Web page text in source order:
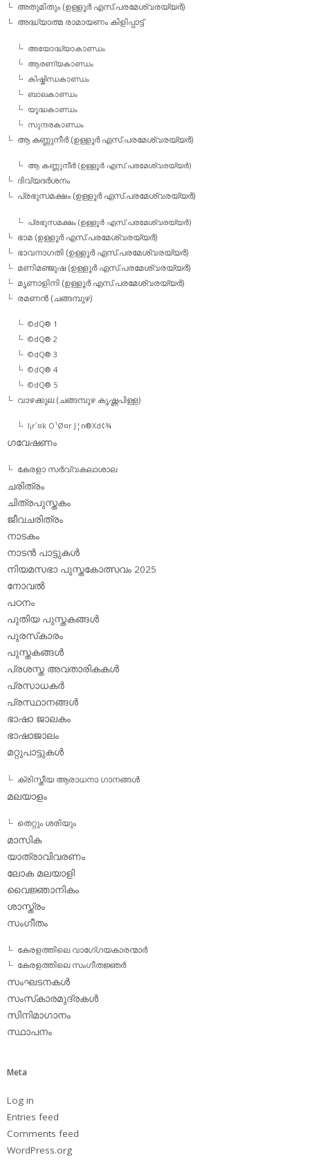
അതുമിതും (ഉള്ളൂര്‍ എസ്.പരമേശ്വരയ്യര്‍)
അദ്ധ്യാത്മ രാമായണം കിളിപ്പാട്ട്‌
അയോദ്ധ്യാകാണ്ഡം
ആരണ്യകാണ്ഡം
കിഷ്കിന്ധകാണ്ഡം
ബാലകാണ്ഡം
യൂദ്ധകാണ്ഡം
സുന്ദരകാണ്ഡം
ആ കണ്ണുനീര്‍ (ഉള്ളൂര്‍ എസ്.പരമേശ്വരയ്യര്‍)
ആ കണ്ണുനീര്‍ (ഉള്ളൂര്‍ എസ്.പരമേശ്വരയ്യര്‍)
ദിവ്യദര്‍ശനം
പ്രഭുസമക്ഷം (ഉള്ളൂര്‍ എസ്.പരമേശ്വരയ്യര്‍)
പ്രഭുസമക്ഷം (ഉള്ളൂര്‍ എസ്.പരമേശ്വരയ്യര്‍)
ഭാമ (ഉള്ളൂര്‍ എസ്.പരമേശ്വരയ്യര്‍)
ഭാവനാഗതി (ഉള്ളൂര്‍ എസ്.പരമേശ്വരയ്യര്‍)
മണിമഞ്ജുഷ (ഉള്ളൂര്‍ എസ്.പരമേശ്വരയ്യര്‍)
മൃണാളിനി (ഉള്ളൂര്‍ എസ്.പരമേശ്വരയ്യര്‍)
രമണന്‍ (ചങ്ങമ്പുഴ)
©dQ® 1
©dQ® 2
©dQ® 3
©dQ® 4
©dQ® 5
വാഴക്കുല (ചങ്ങമ്പുഴ കൃഷ്ണപിള്ള)
l¡r´¤k O¹Ø¤r J¦n®Xd¢¾
ഗവേഷണം
കേരളാ സര്‍വ്വകലാശാല
ചരിത്രം
ചിത്രപുസ്തകം
ജീവചരിത്രം
നാടകം
നാടന്‍ പാട്ടുകള്‍
നിയമസഭാ പുസ്തകോത്സവം 2025
നോവല്‍
പഠനം
പുതിയ പുസ്തകങ്ങള്‍
പുരസ്‌കാരം
പുസ്തകങ്ങള്‍
പ്രശസ്ത അവതാരികകള്‍
പ്രസാധകര്‍
പ്രസ്ഥാനങ്ങള്‍
ഭാഷാ ജാലകം
ഭാഷാജാലം
മറ്റുപാട്ടുകള്‍
ക്രിസ്തീയ ആരാധനാ ഗാനങ്ങള്‍
മലയാളം
തെറ്റും ശരിയും
മാസിക
യാത്രാവിവരണം
ലോക മലയാളി
വൈജ്ഞാനികം
ശാസ്ത്രം
സംഗീതം
കേരളത്തിലെ വാഗേ്ഗയകാരന്മാര്‍
കേരളത്തിലെ സംഗീതജ്ഞര്‍
സംഘടനകള്‍
സംസ്‌കാരമുദ്രകള്‍
സിനിമാഗാനം
സ്ഥാപനം
Meta
Log in
Entries feed
Comments feed
WordPress.org